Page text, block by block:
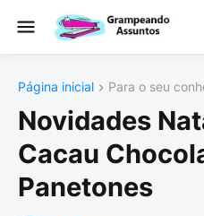
Página inicial Para o seu
Novidades
Cacau
Panetones